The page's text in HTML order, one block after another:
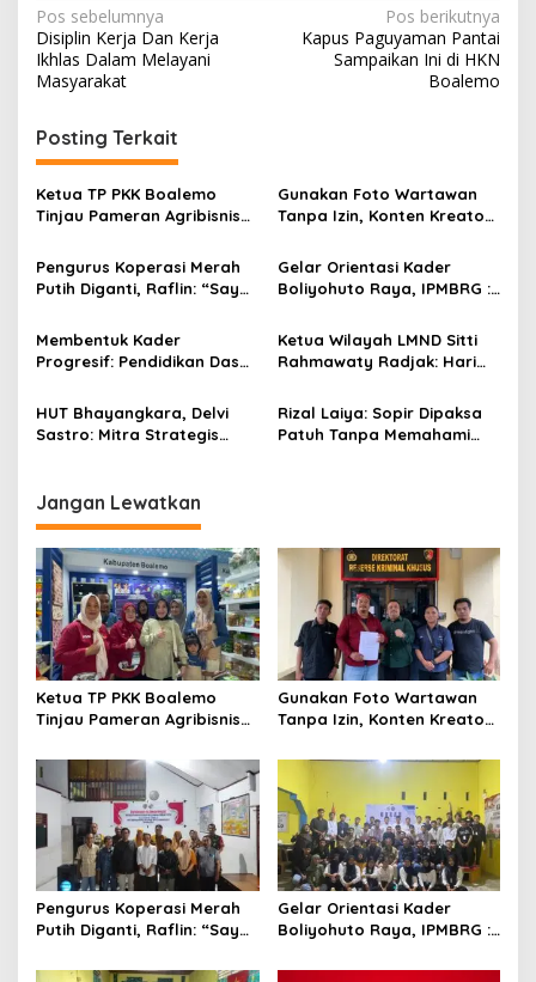
N
a
v
i
g
a
s
i
p
s
Pos sebelumnya
Disiplin Kerja Dan Kerja
Ikhlas Dalam Melayani
Masyarakat
Pos berikutnya
Kapus Paguyaman Pantai
Sampaikan Ini di HKN
Boalemo
Posting Terkait
Ketua TP PKK Boalemo
Tinjau Pameran Agribisnis
Gunakan Foto Wartawan
Tanpa Izin, Konten Kreator
Gorontalo
Pengurus Koperasi Merah
Putih Diganti, Raflin: “Saya
Gelar Orientasi Kader
Boliyohuto Raya, IPMBRG :
Cerdas
Membentuk Kader
Progresif: Pendidikan Dasar
Ideologis
Ketua Wilayah LMND Sitti
Rahmawaty Radjak: Hari
Momentum Kembalinya
Polri ke Jalan Rakyat
HUT Bhayangkara, Delvi
Sastro: Mitra Strategis
Rizal Laiya: Sopir Dipaksa
Patuh Tanpa Memahami
Jangan Lewatkan
Ketua TP PKK Boalemo
Tinjau Pameran Agribisnis
Gunakan Foto Wartawan
Tanpa Izin, Konten Kreator
Gorontalo
Pengurus Koperasi Merah
Putih Diganti, Raflin: “Saya
Gelar Orientasi Kader
Boliyohuto Raya, IPMBRG :
Cerdas